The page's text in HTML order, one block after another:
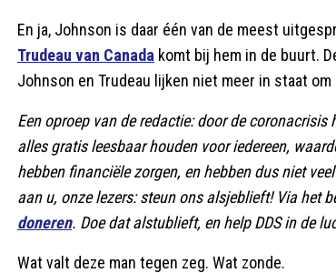
En ja, Johnson is daar één van de meest
Trudeau van Canada komt bij hem in de buurt.
Johnson en Trudeau lijken niet meer in staat
Een oproep van de redactie: door de
alles gratis leesbaar houden voor iedereen,
hebben financiële zorgen, en hebben dus niet
aan u, onze lezers: steun ons alsjeblieft! Via het
doneren. Doe dat alstublieft, en help DDS in de
Wat valt deze man tegen zeg. Wat zonde.